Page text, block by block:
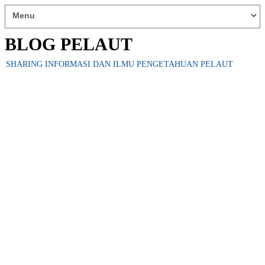
BLOG PELAUT
SHARING INFORMASI DAN ILMU PENGETAHUAN PELAUT